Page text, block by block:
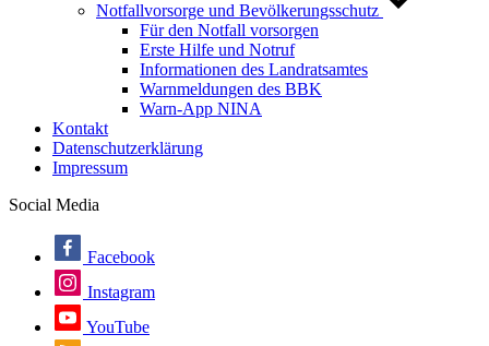
Notfallvorsorge und Bevölkerungsschutz
Für den Notfall vorsorgen
Erste Hilfe und Notruf
Informationen des Landratsamtes
Warnmeldungen des BBK
Warn-App NINA
Kontakt
Datenschutzerklärung
Impressum
Social Media
Facebook
Instagram
YouTube